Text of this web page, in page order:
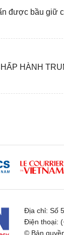
được bầu giữ
HÀNH
Địa chỉ: Số
Điện thoại:
© Bản